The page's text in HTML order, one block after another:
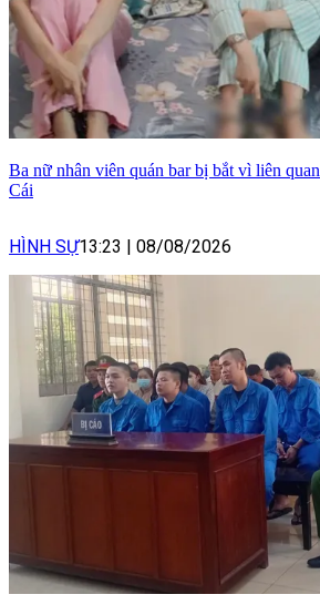
Ba nữ nhân viên quán bar bị bắt vì liên
Cái
HÌNH SỰ13:23 08/08/2026